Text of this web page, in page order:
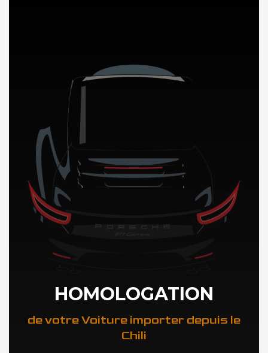
DÉCOUVREZ NOTRE IMPORTATION AUTO au Chili
HOMOLOGATION
de votre Voiture importer depuis le
Chili